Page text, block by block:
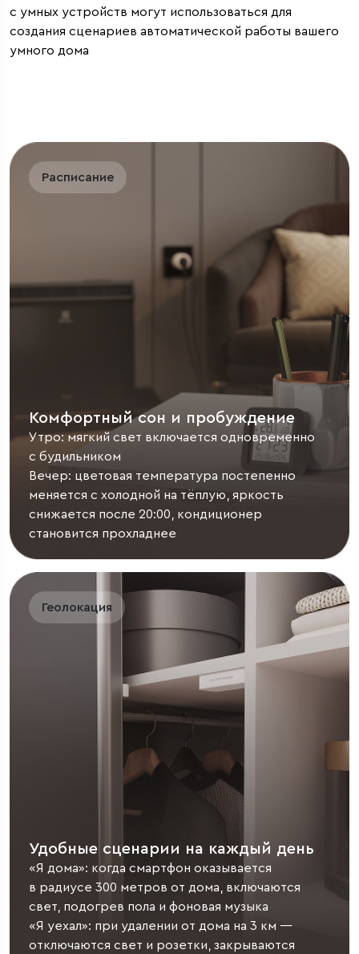
с умных устройств могут использоваться для
создания сценариев автоматической работы вашего
умного дома
Расписание
Комфортный сон и пробуждение
Утро: мягкий свет включается одновременно
с будильником
Вечер: цветовая температура постепенно
меняется с холодной на тёплую, яркость
снижается после 20:00, кондиционер
становится прохладнее
Геолокация
Удобные сценарии на каждый день
«Я дома»: когда смартфон оказывается
в радиусе 300 метров от дома, включаются
свет, подогрев пола и фоновая музыка
«Я уехал»: при удалении от дома на 3 км —
отключаются свет и розетки, закрываются